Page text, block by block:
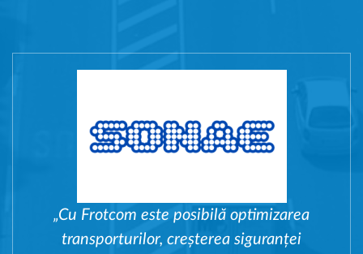
„Cu Frotcom este posibilă optimizarea
transporturilor, creșterea siguranței